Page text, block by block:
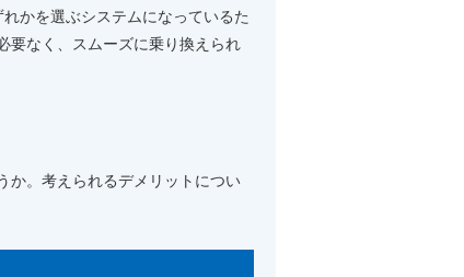
かを選ぶシステムになっているた
要なく、スムーズに乗り換えられ
か。考えられるデメリットについ